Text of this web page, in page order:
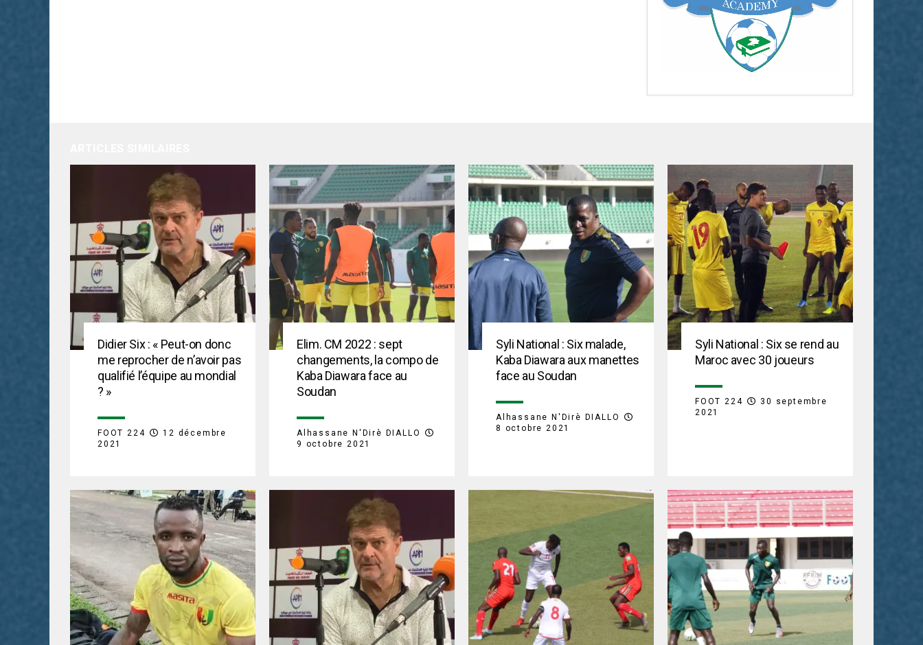
Didier Six : « Peut-on donc
me reprocher de n’avoir pas
qualifié l’équipe au mondial
? »
FOOT 224
12 décembre
2021
Elim. CM 2022 : sept
changements, la compo de
Kaba Diawara face au
Soudan
Alhassane N'Dirè DIALLO
9 octobre 2021
Syli National : Six malade,
Kaba Diawara aux manettes
face au Soudan
Alhassane N'Dirè DIALLO
8 octobre 2021
Syli National : Six se rend au
Maroc avec 30 joueurs
FOOT 224
30 septembre
2021